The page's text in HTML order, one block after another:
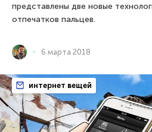
представлены две новые
отпечатков пальцев.
6 марта 2018
интернет вещей